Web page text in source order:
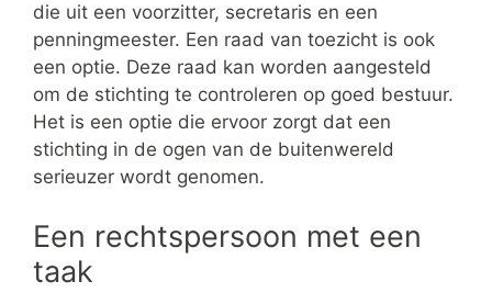
die uit een voorzitter, secretaris en een
penningmeester. Een raad van toezicht is ook
een optie. Deze raad kan worden aangesteld
om de stichting te controleren op goed bestuur.
Het is een optie die ervoor zorgt dat een
stichting in de ogen van de buitenwereld
serieuzer wordt genomen.
Een rechtspersoon met een
taak